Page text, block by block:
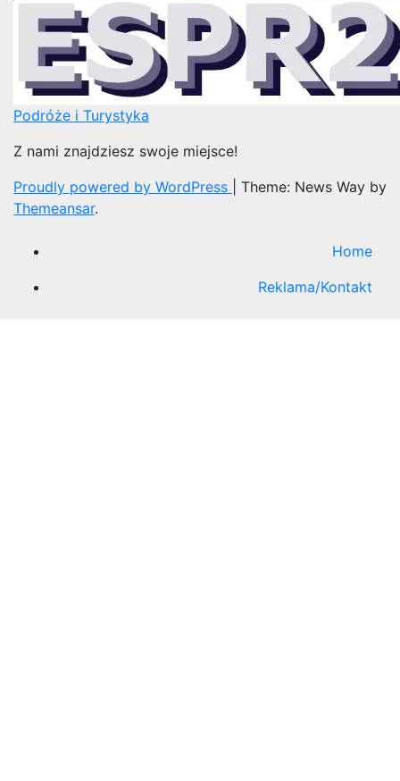
Podróże i Turystyka
Z nami znajdziesz swoje miejsce!
Proudly powered by WordPress
Theme: News Way by
Themeansar.
Home
Reklama/Kontakt